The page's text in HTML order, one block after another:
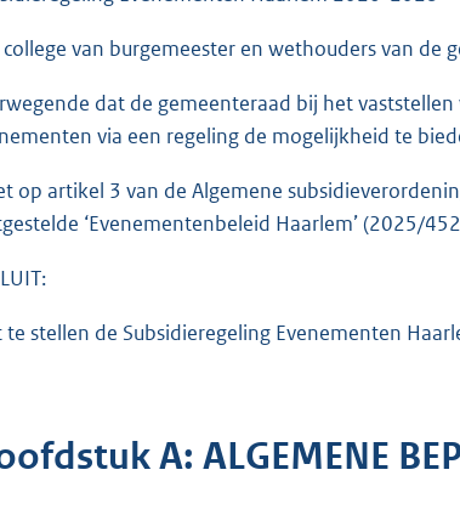
van burgemeester en wethouders van de
dat de gemeenteraad bij het
via een regeling de mogelijkheid te
op artikel 3 van de Algemene
‘Evenementenbeleid Haarlem’ (2025/
te stellen de Subsidieregeling Evenementen
A: ALGEMENE